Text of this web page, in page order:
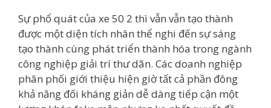
Sự phổ quát của xe 50 2 thì vẫn vẫn tạo thành
được một diện tích nhân thể nghi đến sự sáng
tạo thành cùng phát triển thành hóa trong ngành
công nghiệp giải trí thư dãn. Các doanh nghiệp
phân phối giới thiệu hiện giờ tất cả phần đông
khả năng đối kháng giản dễ dàng tiếp cận một